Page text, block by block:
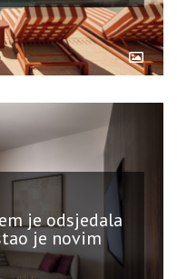
je odsjedala
je novim